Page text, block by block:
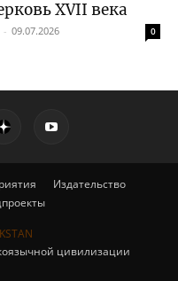
XVII века
- 09.07.2026 0
Издательство
цивилизации